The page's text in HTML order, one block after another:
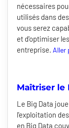
nécessaires
utilisés dans
vous serez
et d'optimiser
entreprise. Aller
Maîtriser le
Le Big Data
l'exploitation
en Big Data